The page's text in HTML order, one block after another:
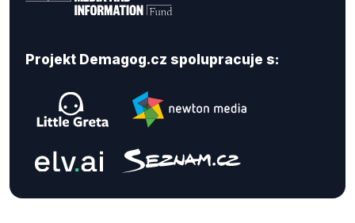
Projekt Demagog.cz spolupracuje s: